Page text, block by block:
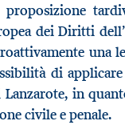
dei Diritti
una
di
in
civile e penale.